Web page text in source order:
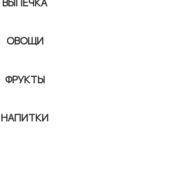
ОВОЩИ
ФРУКТЫ
НАПИТКИ